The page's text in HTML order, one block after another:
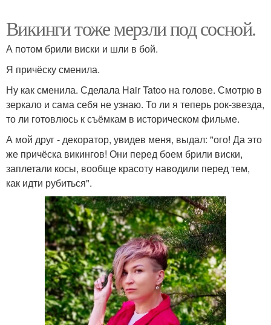
Викинги тоже мерзли под сосной.
А потом брили виски и шли в бой.
Я причёску сменила.
Ну как сменила. Сделала Hair Tatoo на голове. Смотрю в
зеркало и сама себя не узнаю. То ли я теперь рок-звезда,
то ли готовлюсь к съёмкам в историческом фильме.
А мой друг - декоратор, увидев меня, выдал: "ого! Да это
же причёска викингов! Они перед боем брили виски,
заплетали косы, вообще красоту наводили перед тем,
как идти рубиться".